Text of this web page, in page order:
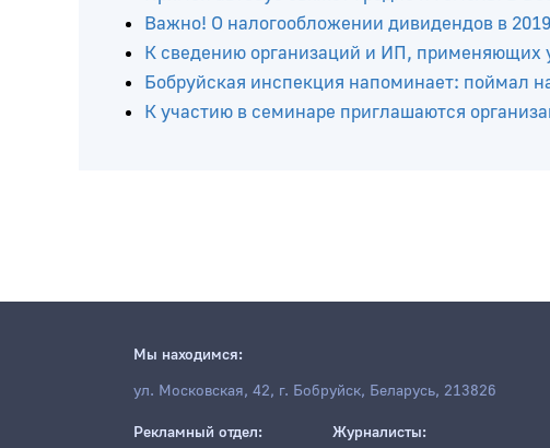
Читайте ещё
Прямой автобус свяжет Гродно и Гомель. В
Важно! О налогообложении дивидендов в
Мы находимся: